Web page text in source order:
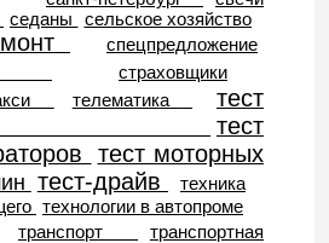
седаны сельское хозяйство
спецпредложение
страховщики
телематика
тест
тест
тест моторных
тест-драйв
техника
технологии в автопроме
транспорт
транспортная